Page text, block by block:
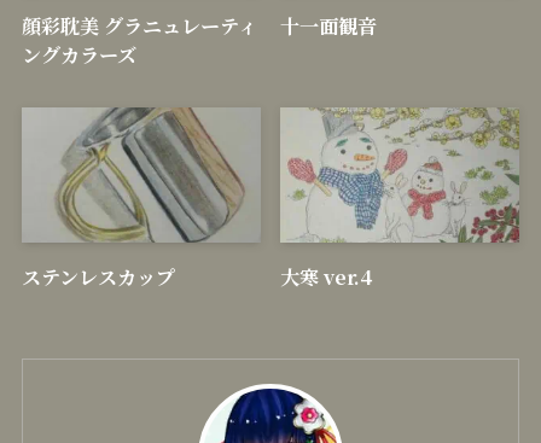
顔彩耽美 グラニュレーティ
ングカラーズ
十一面観音
ステンレスカップ 大寒 ver.4